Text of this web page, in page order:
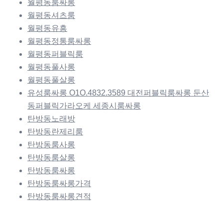
월평동룸싸롱
월평동셔츠룸
월평동유흥
월평동정통룸싸롱
월평동퍼블릭룸
월평동풀사롱
월평동풀살롱
유성룸싸롱 O1O.4832.3589 대전퍼블릭룸싸롱 둔산
동퍼블릭가라오케 세종시룸싸롱
탄방동노래방
탄방동란제리룸
탄방동룸사롱
탄방동룸살롱
탄방동룸싸롱
탄방동룸싸롱가격
탄방동룸싸롱견적